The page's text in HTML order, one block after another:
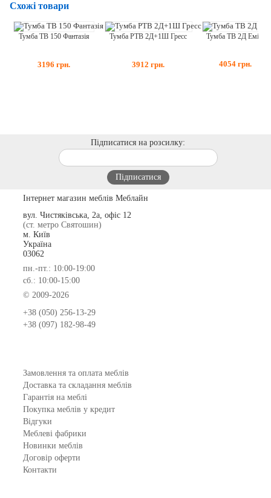
Схожі товари
Тумба ТВ 150 Фантазія
3196 грн.
Тумба РТВ 2Д+1Ш Гресс
3912 грн.
Тумба ТВ 2Д Емілі
4054 грн.
Підписатися на розсилку:
Інтернет магазин меблів Меблайн
вул. Чистяківська, 2а, офіс 12
(ст. метро Святошин)
м. Київ
Україна
03062
пн.-пт.: 10:00-19:00
сб.: 10:00-15:00
© 2009-2026
+38 (050) 256-13-29
+38 (097) 182-98-49
Замовлення та оплата меблів
Доставка та складання меблів
Гарантія на меблі
Покупка меблів у кредит
Відгуки
Меблеві фабрики
Новинки меблів
Договір оферти
Контакти